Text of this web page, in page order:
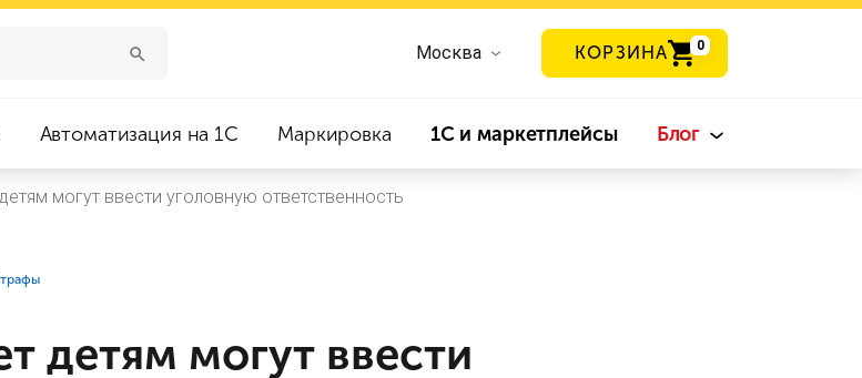
Москва КОРЗИНА 0
Автоматизация на 1С Маркировка 1С и маркетплейсы Блог
могут ввести уголовную ответственность
детям могут ввести